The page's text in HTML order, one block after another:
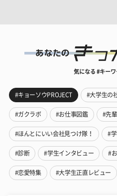
気になる #キー
#キョーソウPROJECT #大学生の
#ガクラボ #お仕事図鑑 #先
#ほんとにいい会社見つけ隊！ #
#診断 #学生インタビュー #
#恋愛特集 #大学生正直レビュー